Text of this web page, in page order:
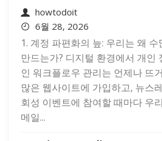
howtodoit
6월 28, 2026
1. 계정 파편화의 늪: 우리는 왜
만드는가? 디지털 환경에서 개인
인 워크플로우 관리는 언제나 뜨
많은 웹사이트에 가입하고, 뉴스
회성 이벤트에 참여할 때마다 우
메일...